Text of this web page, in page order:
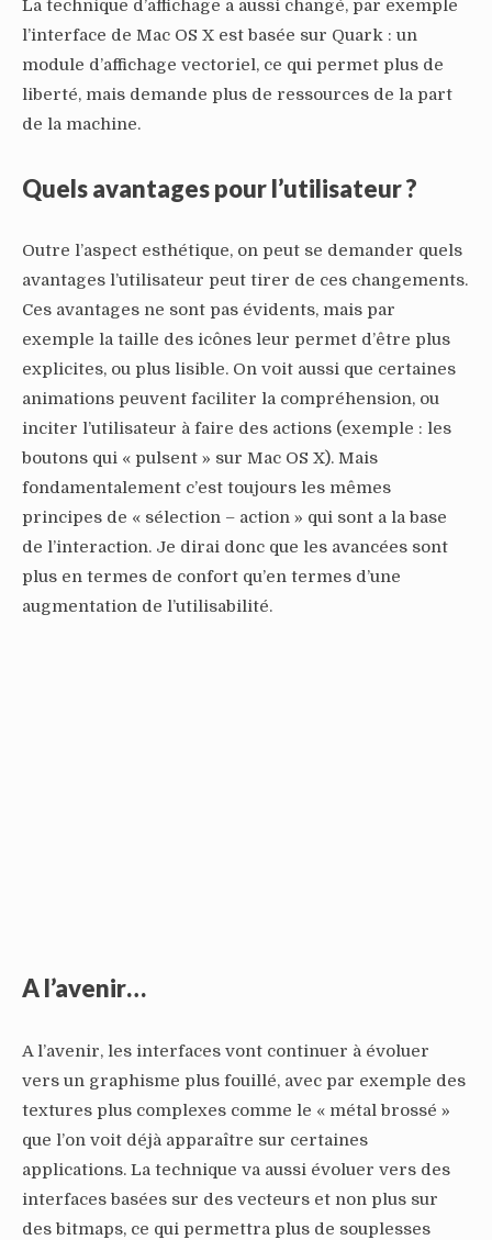
La technique d’affichage a aussi changé, par exemple
l’interface de Mac OS X est basée sur Quark : un
module d’affichage vectoriel, ce qui permet plus de
liberté, mais demande plus de ressources de la part
de la machine.
Quels avantages pour l’utilisateur ?
Outre l’aspect esthétique, on peut se demander quels
avantages l’utilisateur peut tirer de ces changements.
Ces avantages ne sont pas évidents, mais par
exemple la taille des icônes leur permet d’être plus
explicites, ou plus lisible. On voit aussi que certaines
animations peuvent faciliter la compréhension, ou
inciter l’utilisateur à faire des actions (exemple : les
boutons qui « pulsent » sur Mac OS X). Mais
fondamentalement c’est toujours les mêmes
principes de « sélection – action » qui sont a la base
de l’interaction. Je dirai donc que les avancées sont
plus en termes de confort qu’en termes d’une
augmentation de l’utilisabilité.
A l’avenir…
A l’avenir, les interfaces vont continuer à évoluer
vers un graphisme plus fouillé, avec par exemple des
textures plus complexes comme le « métal brossé »
que l’on voit déjà apparaître sur certaines
applications. La technique va aussi évoluer vers des
interfaces basées sur des vecteurs et non plus sur
des bitmaps, ce qui permettra plus de souplesses